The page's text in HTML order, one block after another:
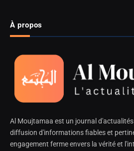
À propos
Al Moujtamaa est un journal
diffusion d'informations fiables et
engagement ferme envers la vérité et